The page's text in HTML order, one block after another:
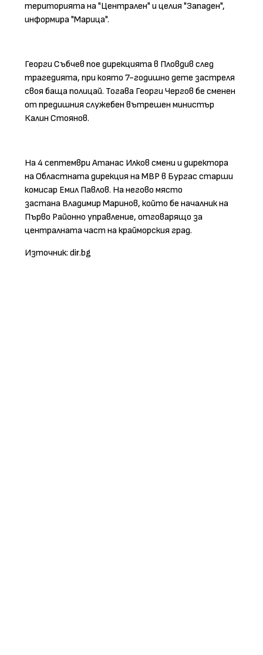
територията на "Централен" и целия "Западен",
информира "Марица".
Георги Събчев пое дирекцията в Пловдив след
трагедията, при която 7-годишно дете застреля
своя баща полицай. Тогава Георги Чергов бе сменен
от предишния служебен вътрешен министър
Калин Стоянов.
На 4 септември Атанас Илков смени и директора
на Областната дирекция на МВР в Бургас старши
комисар Емил Павлов. На негово място
застана Владимир Маринов, който бе началник на
Първо Районно управление, отговарящо за
централната част на крайморския град.
Източник: dir.bg